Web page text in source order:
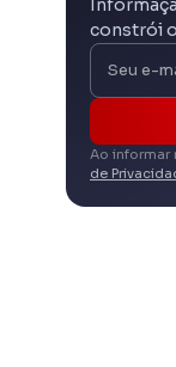
constrói
Ao informar
de